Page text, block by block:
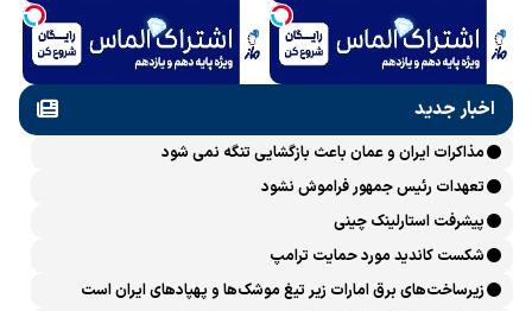
اخبار جدید
مذاکرات ایران و عمان باعث بازگشایی تنگه نمی شود
تعهدات رئیس جمهور فراموش نشود
پیشرفت ‏استارلینک چینی
شکست کاندید مورد حمایت ترامپ
زیرساخت‌های برق امارات زیر تیغ موشک‌ها و پهپادهای ایران است